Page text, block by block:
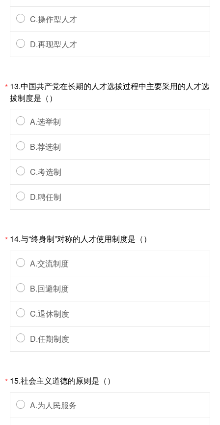
C.操作型人才
D.再现型人才
* 13.中国共产党在长期的人才选拔过程中主要采用的人才选
拔制度是（）
A.选举制
B.荐选制
C.考选制
D.聘任制
* 14.与“终身制”对称的人才使用制度是（）
A.交流制度
B.回避制度
C.退休制度
D.任期制度
* 15.社会主义道德的原则是（）
A.为人民服务